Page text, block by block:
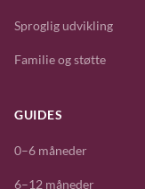
Sproglig udvikling
Familie og støtte
GUIDES
0–6 måneder
6–12 måneder